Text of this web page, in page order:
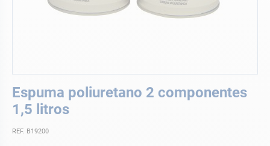
Espuma poliuretano 2 componentes
1,5 litros
REF. B19200
al
comienzo
de
la